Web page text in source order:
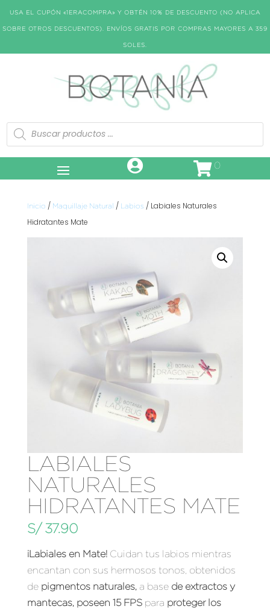
USA EL CUPÓN «1ERACOMPRA» Y OBTÉN 10% DE DESCUENTO (NO APLICA
SOBRE OTROS DESCUENTOS). ENVÍOS GRATIS POR COMPRAS MAYORES A 359
SOLES.
Búsqueda
de
productos
0
Inicio / Maquillaje Natural / Labios / Labiales Naturales
Hidratantes Mate
LABIALES
NATURALES
HIDRATANTES MATE
S/37.90
¡Labiales en Mate!Cuidan tus labios mientras
encantan con sus hermosos tonos, obtenidos
de pigmentos naturales, a base de extractos y
mantecas, poseen 15 FPS para proteger los